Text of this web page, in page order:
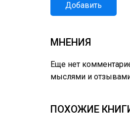
Добавить
МНЕНИЯ
Еще нет
мыслями и
ПОХОЖИЕ